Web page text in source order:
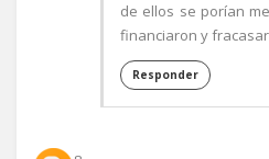
de ellos se porían
financiaron y
Responder